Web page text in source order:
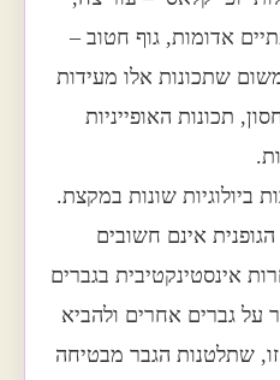
אדומות, גוף חטוב –
שתכונות אלו מעידות
תכונות האופייניות
ביולוגיות שונות במקצת.
הגופנית אינם חשובים
אינסטינקטיבית בגברים
על גברים אחרים ולהביא
שתלטנות הגבר מבטיחה